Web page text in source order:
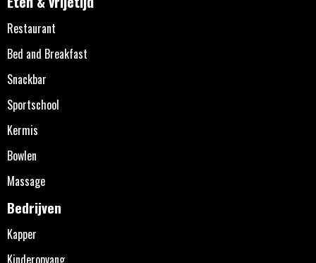
Restaurant
Bed and Breakfast
Snackbar
Sportschool
Kermis
Bowlen
Massage
Bedrijven
Kapper
Kinderopvang